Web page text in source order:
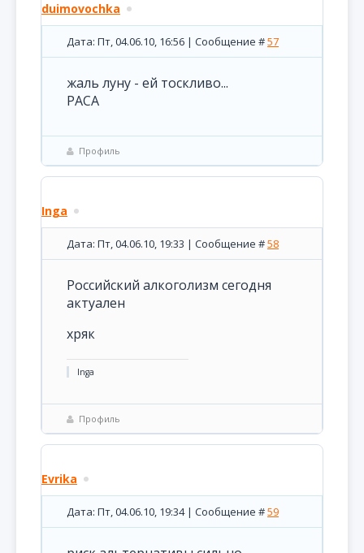
duimovochka
Дата: Пт, 04.06.10, 16:56 | Сообщение #57
жаль луну - ей тоскливо...
РАСА
Профиль
Inga
Дата: Пт, 04.06.10, 19:33 | Сообщение #58
Российский алкоголизм сегодня
актуален
хряк
Inga
Профиль
Evrika
Дата: Пт, 04.06.10, 19:34 | Сообщение #59